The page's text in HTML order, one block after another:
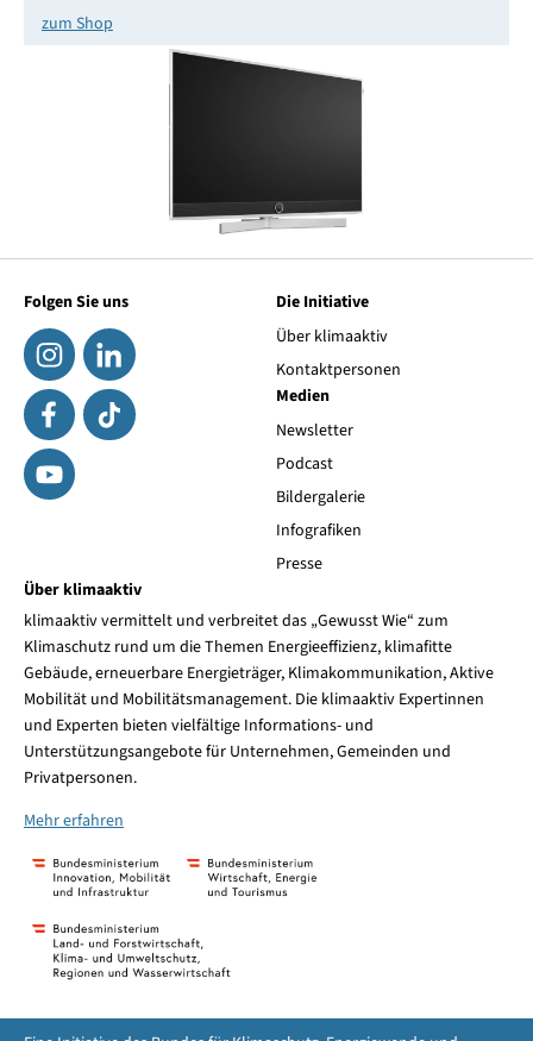
zum Shop
Folgen Sie uns
Die Initiative
Über klimaaktiv
Kontaktpersonen
Medien
Newsletter
Podcast
Bildergalerie
Infografiken
Presse
Über klimaaktiv
klimaaktiv vermittelt und verbreitet das „Gewusst Wie“ zum
Klimaschutz rund um die Themen Energieeffizienz, klimafitte
Gebäude, erneuerbare Energieträger, Klimakommunikation, Aktive
Mobilität und Mobilitätsmanagement. Die klimaaktiv Expertinnen
und Experten bieten vielfältige Informations- und
Unterstützungsangebote für Unternehmen, Gemeinden und
Privatpersonen.
Mehr erfahren